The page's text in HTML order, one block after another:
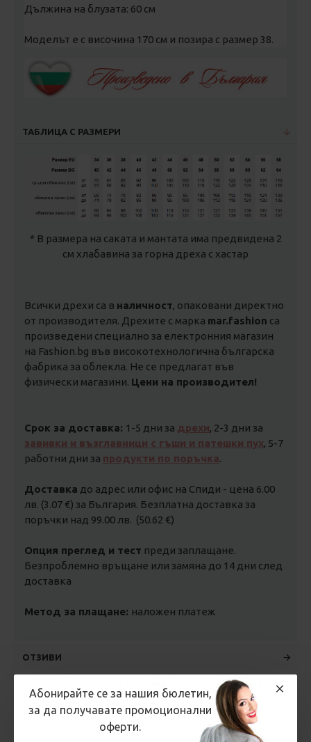
Абонирайте се за нашия бюлетин,
за да получавате промоционални
оферти.
Дължина на блузата: 60 см
Моделът е с височина 170 см и позира с размер 38.
ТАБЛИЦА С РАЗМЕРИ
* В размера на саката и мантата има предвидена 2
см хлабавина за горна дреха с хастар
Всички дрехи са в наличност, опаковани директно
от производителя. Дрехите с марка mar.fashion са
произведени специално за електронния магазин
на Fashion.bg във високотехнологична българска
фабрика за облекла. Не се предлагат във
физически магазини. Цени на производител!
Срок за доставка: 1-5 дни за дрехи, 2-3 дни за
завивки и възглавници с гъши и патешки пух, 5-7
работни дни за продукти по поръчка.
Доставка до адрес или офис на Спиди - цена 6.00
лв. (3.07 €) за България. Безплатна доставка за
поръчки над 99.00 лв. (50.62 €)
Опция преглед и тест преди заплащане.
Безпроблемно връщане или замяна до 14 дни след
доставка
Метод за плащане: наложен платеж
ОТЗИВИ
ВИДЕО